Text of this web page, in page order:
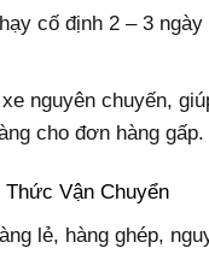
cố định 2 – 3
nguyên chuyến,
cho đơn hàng gấp.
Vận Chuyển
lẻ, hàng ghép,